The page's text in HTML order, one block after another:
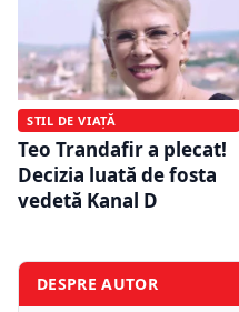
STIL DE VIAȚĂ
Teo Trandafir a plecat!
Decizia luată de fosta
vedetă Kanal D
DESPRE AUTOR